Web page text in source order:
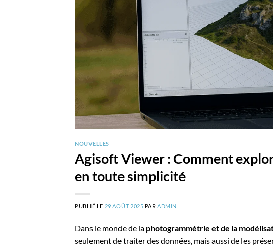
NOUVELLES
Agisoft Viewer : Comment
en toute simplicité
PUBLIÉ LE 29 AOÛT 2025 PAR ADMIN
Dans le monde de la photogrammétrie et de la
seulement de traiter des données, mais aussi de les